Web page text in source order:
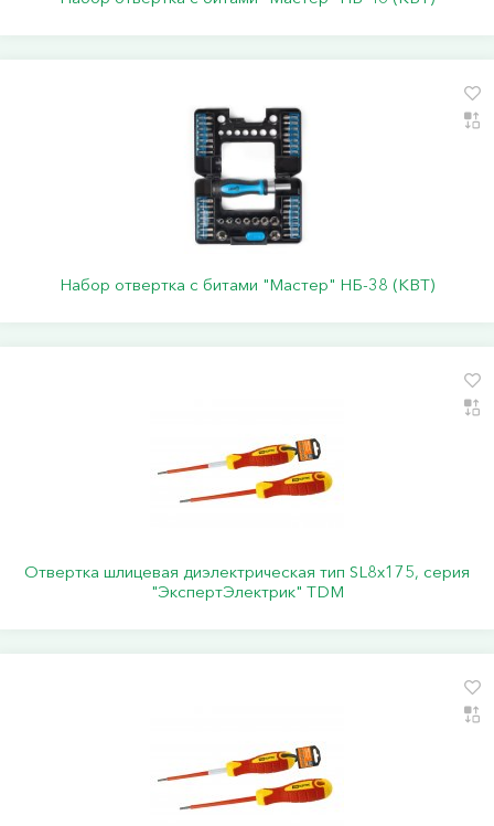
Набор отвертка с битами "Мастер" НБ-38 (КВТ)
Отвертка шлицевая диэлектрическая тип SL8х175, серия
"ЭкспертЭлектрик" TDM